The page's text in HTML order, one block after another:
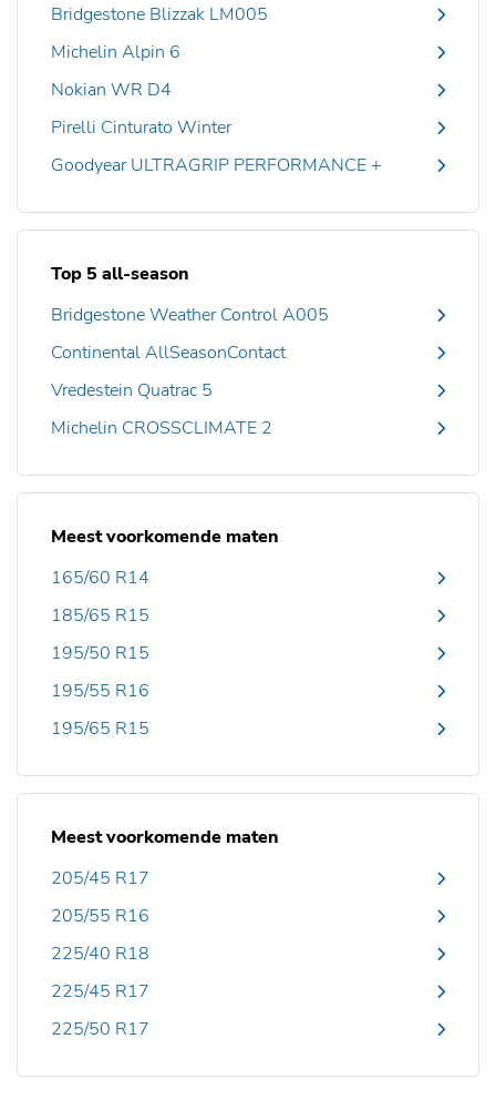
Bridgestone Blizzak LM005
Michelin Alpin 6
Nokian WR D4
Pirelli Cinturato Winter
Goodyear ULTRAGRIP PERFORMANCE +
Top 5 all-season
Bridgestone Weather Control A005
Continental AllSeasonContact
Vredestein Quatrac 5
Michelin CROSSCLIMATE 2
Meest voorkomende maten
165/60 R14
185/65 R15
195/50 R15
195/55 R16
195/65 R15
Meest voorkomende maten
205/45 R17
205/55 R16
225/40 R18
225/45 R17
225/50 R17